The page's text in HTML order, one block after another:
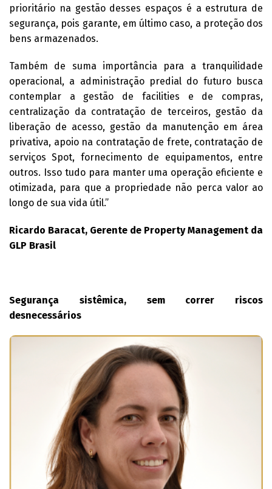
prioritário na gestão desses espaços é a estrutura de
segurança, pois garante, em último caso, a proteção dos
bens armazenados.
Também de suma importância para a tranquilidade
operacional, a administração predial do futuro busca
contemplar a gestão de facilities e de compras,
centralização da contratação de terceiros, gestão da
liberação de acesso, gestão da manutenção em área
privativa, apoio na contratação de frete, contratação de
serviços Spot, fornecimento de equipamentos, entre
outros. Isso tudo para manter uma operação eficiente e
otimizada, para que a propriedade não perca valor ao
longo de sua vida útil.”
Ricardo Baracat, Gerente de Property Management da
GLP Brasil
Segurança sistêmica, sem correr riscos
desnecessários